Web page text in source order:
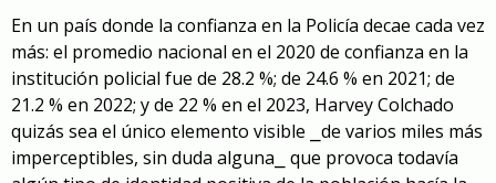
En un país donde la confianza en la Policía decae cada vez
más: el promedio nacional en el 2020 de confianza en la
institución policial fue de 28.2 %; de 24.6 % en 2021; de
21.2 % en 2022; y de 22 % en el 2023, Harvey Colchado
quizás sea el único elemento visible
de varios miles más
imperceptibles, sin duda alguna
que provoca todavía